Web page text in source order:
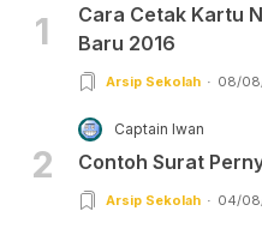
1
Cara Cetak Kartu
Baru 2016
Arsip Sekolah 08/
2
Captain Iwan
Contoh Surat
Arsip Sekolah 04/